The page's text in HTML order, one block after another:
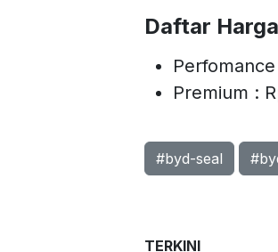
Daftar
Premium :
#byd-seal
TERKINI